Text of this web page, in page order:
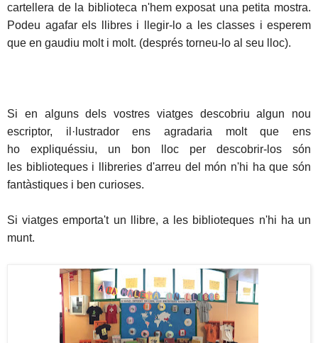
cartellera de la biblioteca n'hem exposat una petita mostra.
Podeu agafar els llibres i llegir-lo a les classes i esperem
que en gaudiu molt i molt. (després torneu-lo al seu lloc).
Si en alguns dels vostres viatges descobriu algun nou
escriptor, il·lustradorens agradaria molt queens
ho expliquéssiu, un bon lloc per descobrir-los són
les biblioteques i llibreries d'arreu del món n'hi ha que són
fantàstiques i ben curioses.
Si viatges emporta't un llibre, a les biblioteques n'hi ha un
munt.